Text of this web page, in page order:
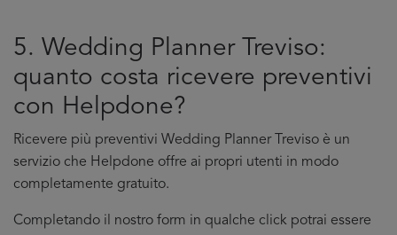
5. Wedding Planner Treviso:
quanto costa ricevere preventivi
con Helpdone?
Ricevere più preventivi Wedding Planner Treviso è un
servizio che Helpdone offre ai propri utenti in modo
completamente gratuito.
Completando il nostro form in qualche click potrai essere